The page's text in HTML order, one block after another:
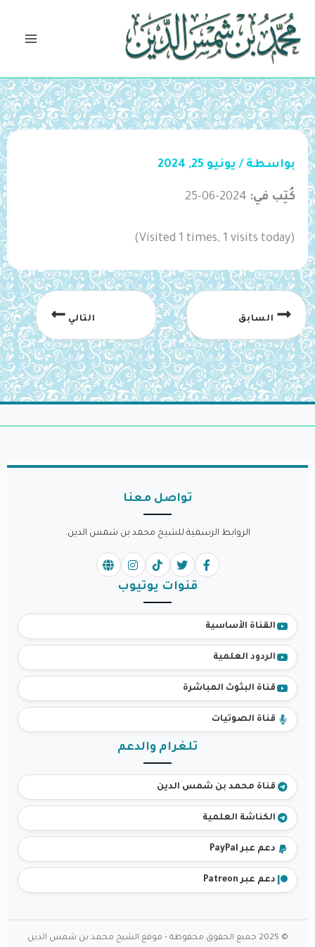
تخطي
المحتوى
بواسطة / يونيو 25, 2024
كُتِب في: 2024-06-25
(Visited 1 times, 1 visits today)
السابق التالي
تواصل معنا
الروابط الرسمية للشيخ محمد بن شمس الدين.
قنوات يوتيوب
القناة الأساسية
الردود العلمية
قناة البثوث المباشرة
قناة الصوتيات
تلغرام والدعم
قناة محمد بن شمس الدين
الكناشة العلمية
دعم عبر PayPal
دعم عبر Patreon
© 2025 جميع الحقوق محفوظة - موقع الشيخ محمد بن شمس الدين